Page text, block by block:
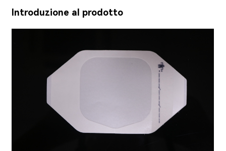
Introduzione al prodotto